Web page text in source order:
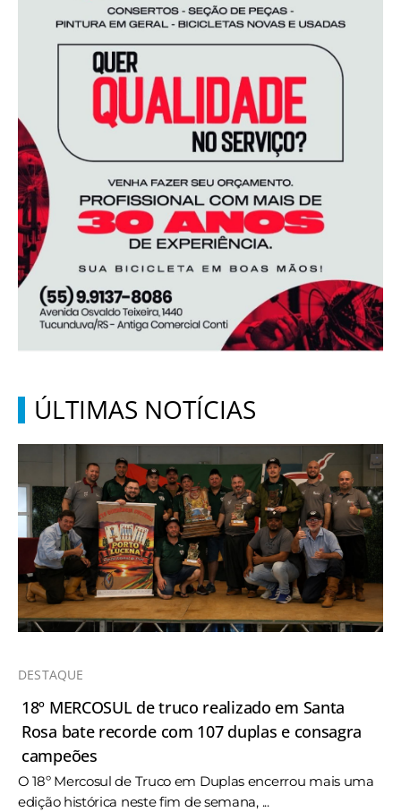
ÚLTIMAS NOTÍCIAS
DESTAQUE
18º MERCOSUL de truco realizado em Santa
Rosa bate recorde com 107 duplas e consagra
campeões
O 18º Mercosul de Truco em Duplas encerrou mais uma
edição histórica neste fim de semana, ...